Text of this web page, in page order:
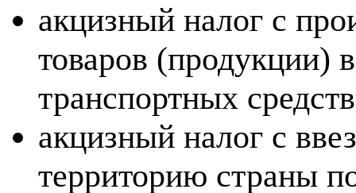
акцизный налог с
товаров (продукции)
транспортных
акцизный налог с
территорию страны